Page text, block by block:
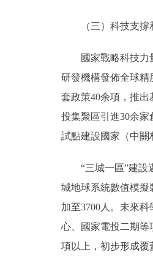
（三）科技支撐和
國家戰略科技力量
研發機構發佈全球精
套政策40余項，推
投集聚區引進30余
試點建設國家（中關
“三城一區”建設邁
城地球系統數值模擬
加至3700人。未來
心、國家電投二期等
項以上，初步形成覆